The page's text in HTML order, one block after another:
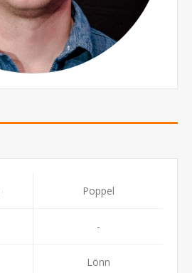
Poppel
-
Lönn